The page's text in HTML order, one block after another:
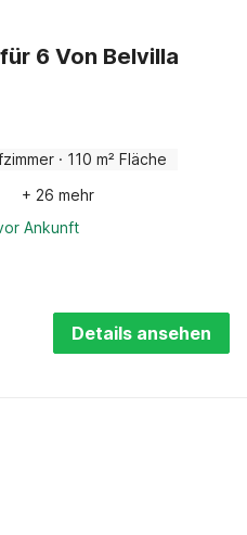
6 Von Belvilla
· 110 m² Fläche
+ 26 mehr
Ankunft
Details ansehen